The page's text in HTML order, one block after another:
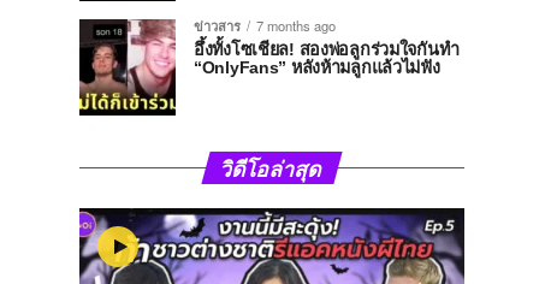
ข่าวสาร
7 months ago
อึ้งทั้งโซเชียล! สองพ่อลูกร่วมใจกันทำ
“OnlyFans” หลังห้ามลูกแล้วไม่ฟัง
วิดีโอล่าสุด